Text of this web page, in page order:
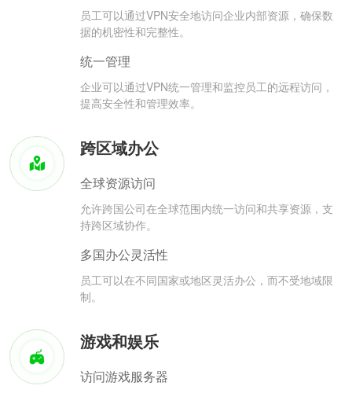
员工可以通过VPN安全地访问企业内部资源，确保数
据的机密性和完整性。
统一管理
企业可以通过VPN统一管理和监控员工的远程访问，
提高安全性和管理效率。
跨区域办公
全球资源访问
允许跨国公司在全球范围内统一访问和共享资源，支
持跨区域协作。
多国办公灵活性
员工可以在不同国家或地区灵活办公，而不受地域限
制。
游戏和娱乐
访问游戏服务器